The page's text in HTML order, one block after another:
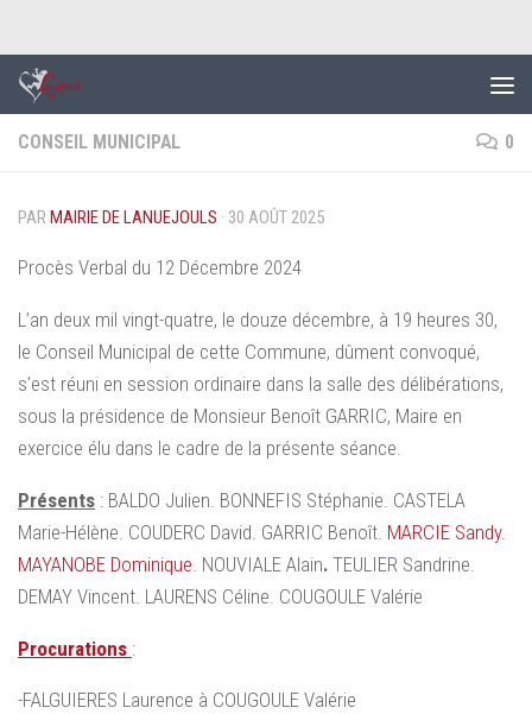
CONSEIL MUNICIPAL 0
PAR MAIRIE DE LANUEJOULS · 30 AOÛT 2025
Procès Verbal du 12 Décembre 2024
L’an deux mil vingt-quatre, le douze décembre, à 19 heures 30,
le Conseil Municipal de cette Commune, dûment convoqué,
s’est réuni en session ordinaire dans la salle des délibérations,
sous la présidence de Monsieur Benoît GARRIC, Maire en
exercice élu dans le cadre de la présente séance.
Présents : BALDO Julien. BONNEFIS Stéphanie. CASTELA
Marie-Hélène. COUDERC David. GARRIC Benoît. MARCIE Sandy.
MAYANOBE Dominique . NOUVIALE Alain. TEULIER Sandrine.
DEMAY Vincent. LAURENS Céline. COUGOULE Valérie
Procurations :
-FALGUIERES Laurence à COUGOULE Valérie